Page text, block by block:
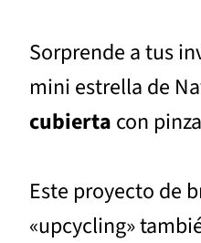
Sorprende a tus
mini estrella de
cubierta con
Este proyecto de
«upcycling»